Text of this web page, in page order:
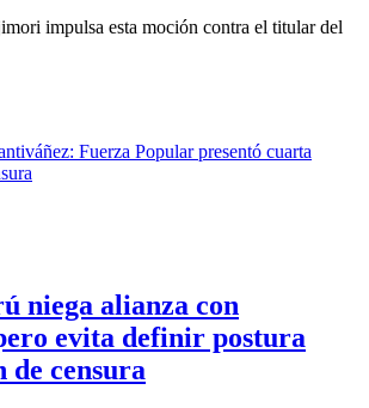
impulsa esta moción contra el titular del
niega alianza con
evita definir postura
de censura